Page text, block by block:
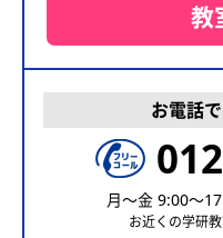
教
お電話
月〜金 9:00〜
お近くの学研